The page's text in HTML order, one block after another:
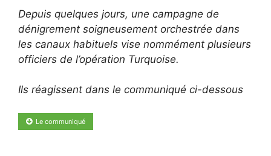
Depuis quelques jours, une campagne de
dénigrement soigneusement orchestrée dans
les canaux habituels vise nommément plusieurs
officiers de l’opération Turquoise.
Ils réagissent dans le communiqué ci-dessous
Le communiqué